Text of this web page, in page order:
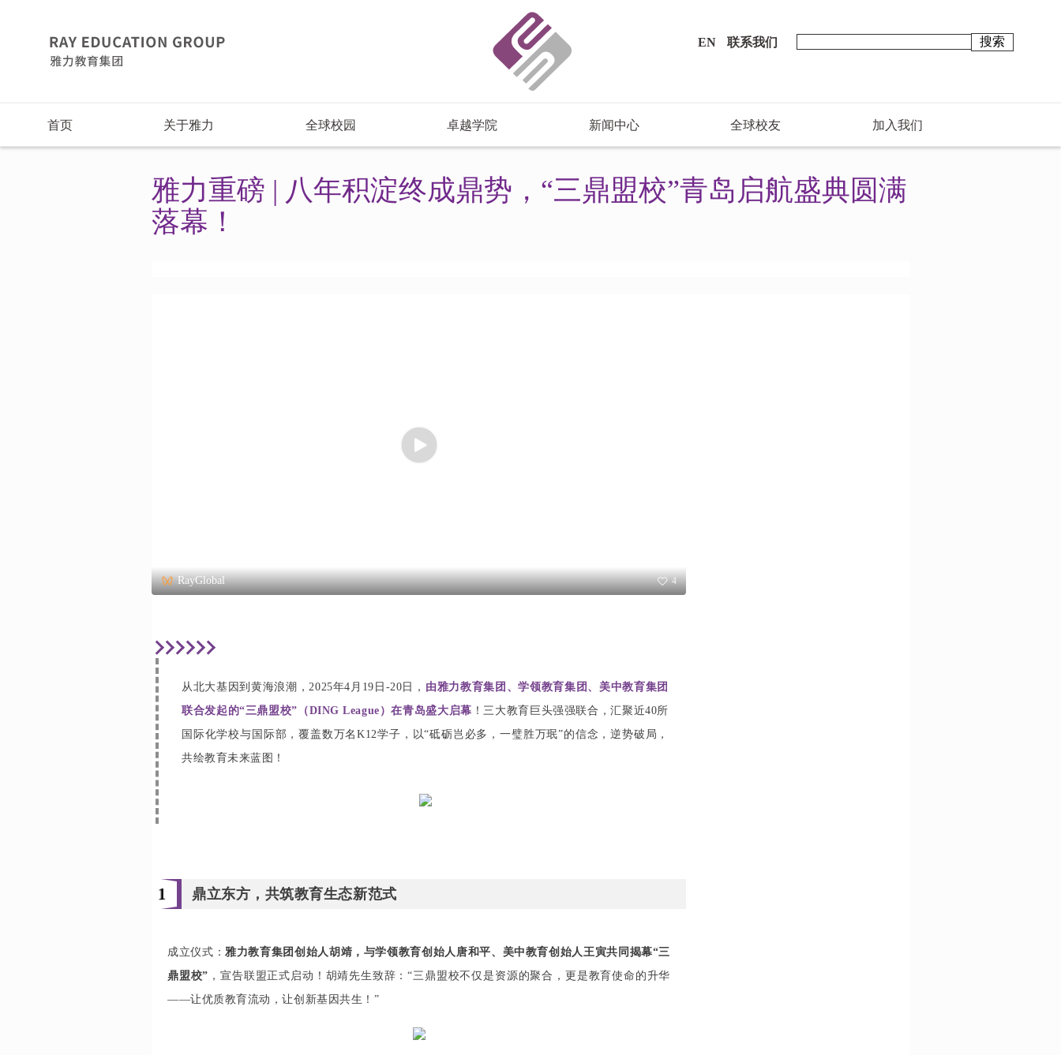
EN 联系我们
首页 关于雅力 全球校园 卓越学院 新闻中心 全球校友 加入我们
雅力重磅 | 八年积淀终成鼎势，“三鼎盟校”青岛启航盛典圆满
落幕！
RayGlobal 4
从北大基因到黄海浪潮，2025年4月19日-20日， 由雅力教育集团、学领教育集团、美中教育集团
联合发起的“三鼎盟校”（DING League）在青岛盛大启幕 ！三大教育巨头强强联合，汇聚近40所
国际化学校与国际部，覆盖数万名K12学子，以“砥砺岂必多，一璧胜万珉”的信念，逆势破局，
共绘教育未来蓝图！
1 鼎立东方，共筑教育生态新范式
成立仪式：雅力教育集团创始人胡靖，与学领教育创始人唐和平、美中教育创始人王寅共同揭幕“三
鼎盟校” ，宣告联盟正式启动！胡靖先生致辞：“三鼎盟校不仅是资源的聚合，更是教育使命的升华
——让优质教育流动，让创新基因共生！”